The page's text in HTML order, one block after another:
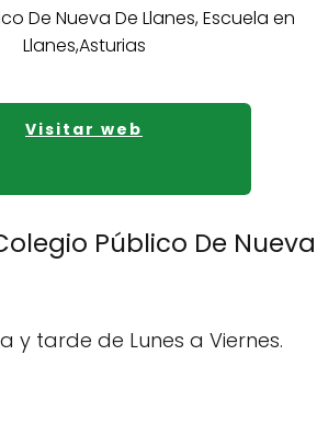
Visitar web
Público De Nueva
y tarde de Lunes a Viernes.